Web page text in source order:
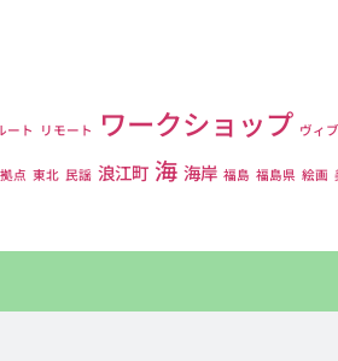
ート リモート ワークショップ ヴィ
点 東北 民謡 浪江町 海 海岸 福島 福島県 絵画